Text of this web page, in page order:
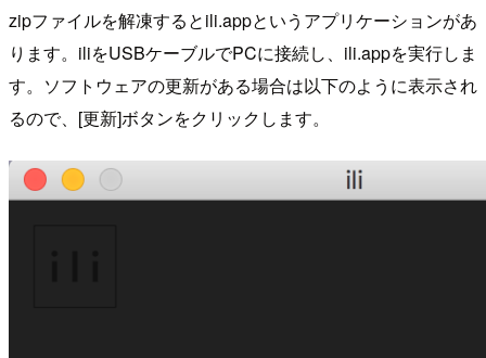
zipファイルを解凍するとili.appというアプリケーションがあ
ります。iliをUSBケーブルでPCに接続し、ili.appを実行しま
す。ソフトウェアの更新がある場合は以下のように表示され
るので、[更新]ボタンをクリックします。